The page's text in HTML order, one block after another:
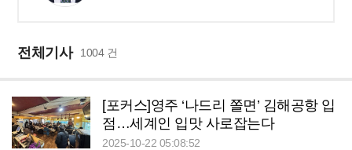
전체기사 1004 건
[포커스]영주 ‘나드리 쫄면’ 김해공항 입
점…세계인 입맛 사로잡는다
2025-10-22 05:08:52